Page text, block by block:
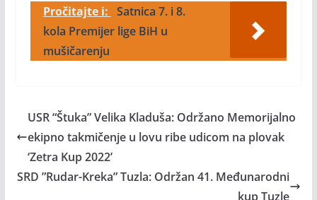
Pročitajte i: Satnica 7. i 8.
kola Premijer lige BiH u
mušičarenju
USR “Štuka” Velika Kladuša: Održano Memorijalno
ekipno takmičenje u lovu ribe udicom na plovak
‘Zetra Kup 2022’
SRD ”Rudar-Kreka” Tuzla: Održan 41. Međunarodni
kup Tuzle